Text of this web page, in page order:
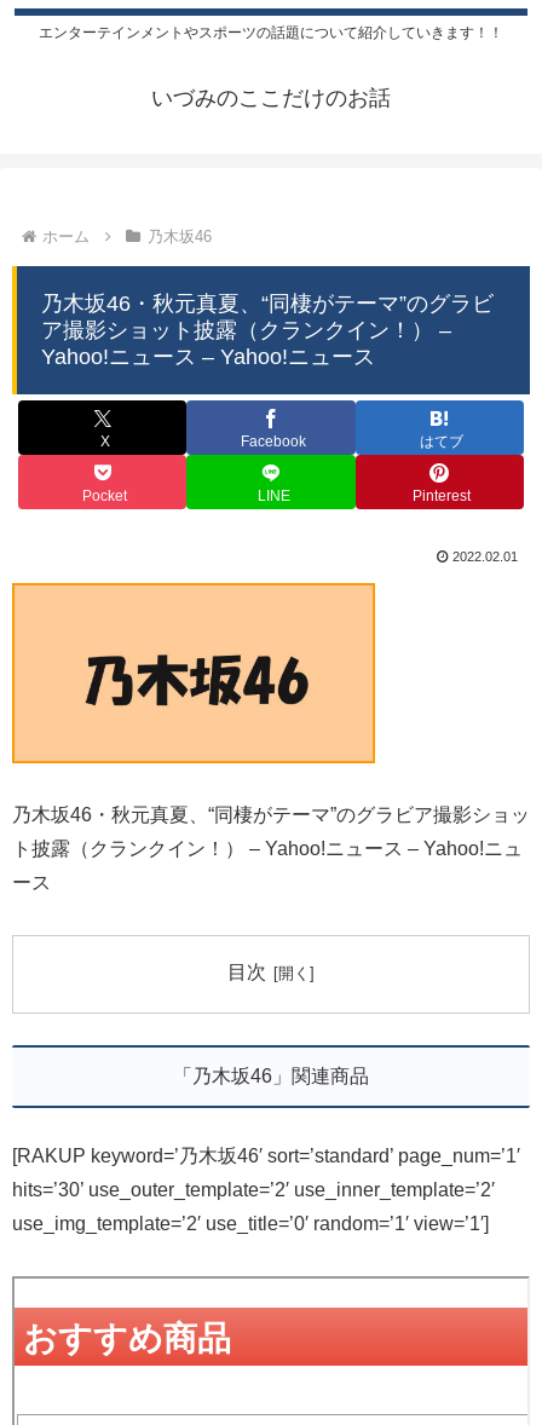
エンターテインメントやスポーツの話題について紹介していきます！！
いづみのここだけのお話
ホーム 乃木坂46
乃木坂46・秋元真夏、“同棲がテーマ”のグラビ
ア撮影ショット披露（クランクイン！） –
Yahoo!ニュース – Yahoo!ニュース
X Facebook はてブ
Pocket LINE Pinterest
2022.02.01
乃木坂46・秋元真夏、“同棲がテーマ”のグラビア撮影ショッ
ト披露（クランクイン！） – Yahoo!ニュース – Yahoo!ニュ
ース
目次
「乃木坂46」関連商品
[RAKUP keyword=’乃木坂46′ sort=’standard’ page_num=’1′
hits=’30’ use_outer_template=’2′ use_inner_template=’2′
use_img_template=’2′ use_title=’0′ random=’1′ view=’1′]